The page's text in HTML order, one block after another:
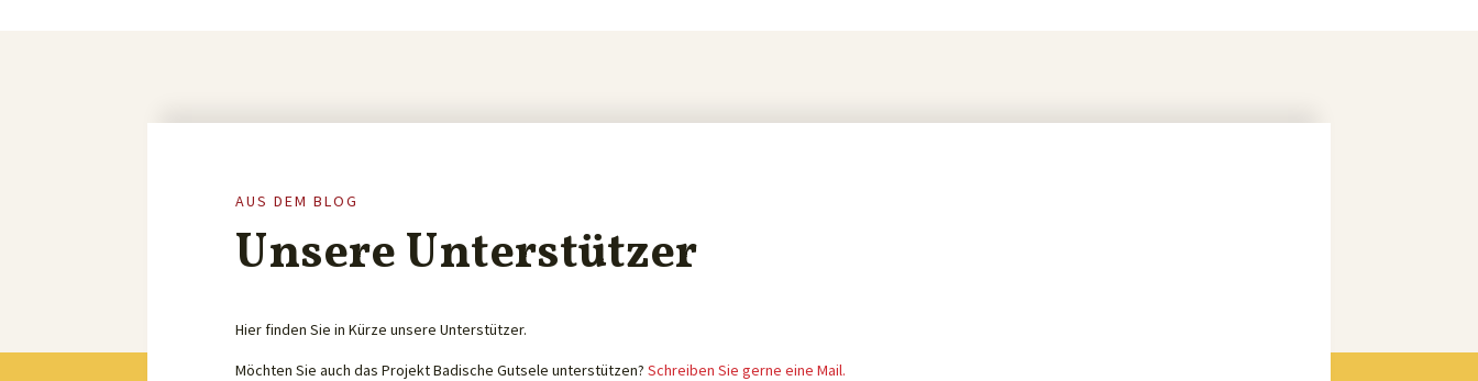
AUS DEM BLOG
Unsere Unterstützer
Hier finden Sie in Kürze unsere Unterstützer.
Möchten Sie auch das Projekt Badische Gutsele unterstützen?Schreiben Sie gerne eine Mail.